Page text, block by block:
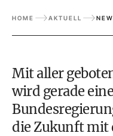
HOME AKTUELL
Mit aller
wird gerade
die Zukunft mit